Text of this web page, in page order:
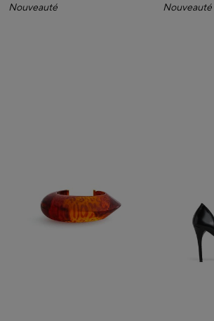
Nouveauté
Nouveauté